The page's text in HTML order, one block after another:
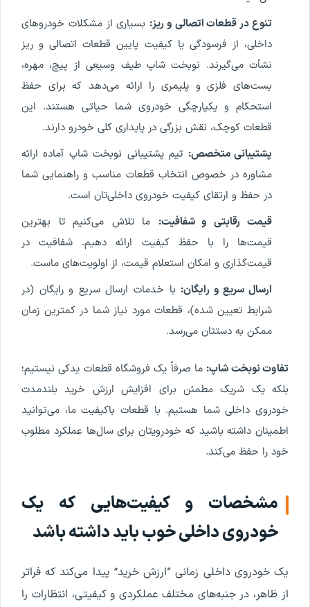
تنوع در قطعات اتصالی و ریز: بسیاری از مشکلات خودروهای
داخلی، از فرسودگی یا کیفیت پایین قطعات اتصالی و ریز
نشأت می‌گیرند. نوبخت شاپ طیف وسیعی از پیچ، مهره،
بست‌های فلزی و پلیمری را ارائه می‌دهد که برای حفظ
استحکام و یکپارچگی خودروی شما حیاتی هستند. این
قطعات کوچک، نقش بزرگی در پایداری کلی خودرو دارند.
پشتیبانی متخصص: تیم پشتیبانی نوبخت شاپ آماده ارائه
مشاوره در خصوص انتخاب قطعات مناسب و راهنمایی شما
در حفظ و ارتقای کیفیت خودروی داخلی‌تان است.
قیمت رقابتی و شفافیت: ما تلاش می‌کنیم تا بهترین
قیمت‌ها را با حفظ کیفیت ارائه دهیم. شفافیت در
قیمت‌گذاری و امکان استعلام قیمت، از اولویت‌های ماست.
ارسال سریع و رایگان: با خدمات ارسال سریع و رایگان (در
شرایط تعیین شده)، قطعات مورد نیاز شما در کمترین زمان
ممکن به دستتان می‌رسد.
تفاوت نوبخت شاپ: ما صرفاً یک فروشگاه قطعات یدکی نیستیم؛
بلکه یک شریک مطمئن برای افزایش ارزش خرید بلندمدت
خودروی داخلی شما هستیم. با قطعات باکیفیت ما، می‌توانید
اطمینان داشته باشید که خودرویتان برای سال‌ها عملکرد مطلوب
خود را حفظ می‌کند.
مشخصات و کیفیت‌هایی که یک
خودروی داخلی خوب باید داشته باشد
یک خودروی داخلی زمانی “ارزش خرید” پیدا می‌کند که فراتر
از ظاهر، در جنبه‌های مختلف عملکردی و کیفیتی، انتظارات را